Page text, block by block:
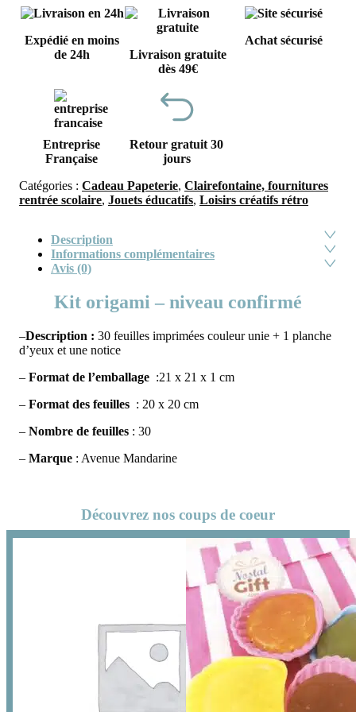
Expédié en moins
de 24h
Livraison gratuite
dès 49€
Achat sécurisé
Entreprise
Française
Retour gratuit 30
jours
Catégories : Cadeau Papeterie, Clairefontaine, fournitures
rentrée scolaire, Jouets éducatifs, Loisirs créatifs rétro
Description
Informations complémentaires
Avis (0)
Kit origami – niveau confirmé
–Description : 30 feuilles imprimées couleur unie + 1 planche
d’yeux et une notice
– Format de l’emballage :21 x 21 x 1 cm
– Format des feuilles : 20 x 20 cm
– Nombre de feuilles : 30
– Marque : Avenue Mandarine
Découvrez nos coups de coeur